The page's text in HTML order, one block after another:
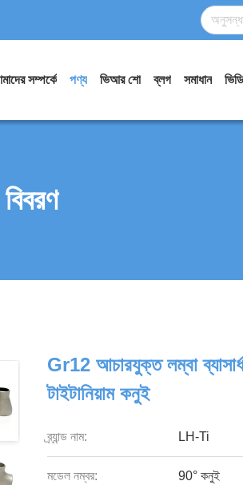
সম্পর্কে পণ্য ভিআর শো ব্লগ সমাধান
Gr12 আচারযুক্ত লম্বা
টাইটানিয়াম কনুই
ব্র্যান্ড নাম: LH-Ti
মডেল নম্বর: 90° কনুই